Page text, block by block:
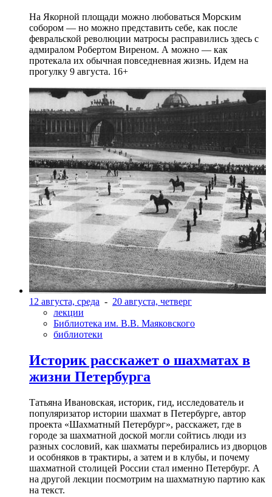
На Якорной площади можно любоваться Морским
собором — но можно представить себе, как после
февральской революции матросы расправились здесь с
адмиралом Робертом Виреном. А можно — как
протекала их обычная повседневная жизнь. Идем на
прогулку 9 августа. 16+
12 августа, среда - 20 августа, четверг
лекции
Библиотека им. В.В. Маяковского
библиотеки
Историк расскажет о шахматах в
жизни Петербурга
Татьяна Ивановская, историк, гид, исследователь и
популяризатор истории шахмат в Петербурге, автор
проекта «Шахматный Петербург», расскажет, где в
городе за шахматной доской могли сойтись люди из
разных сословий, как шахматы перебирались из дворцов
и особняков в трактиры, а затем и в клубы, и почему
шахматной столицей России стал именно Петербург. А
на другой лекции посмотрим на шахматную партию как
на текст.